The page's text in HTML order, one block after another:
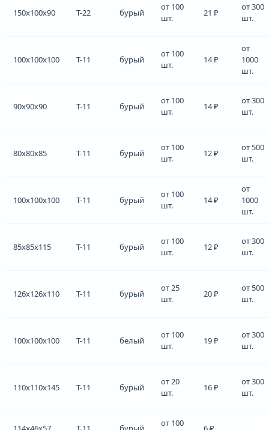
150x100x90 Т-22 бурый
от 100
шт.
21 ₽
от 300
шт.
100x100x100 Т-11 бурый
от 100
шт.
14 ₽
от
1000
шт.
90x90x90 Т-11 бурый
от 100
шт.
14 ₽
от 300
шт.
80x80x85 Т-11 бурый
от 100
шт.
12 ₽
от 500
шт.
100x100x100 Т-11 бурый
от 100
шт.
14 ₽
от
1000
шт.
85x85x115 Т-11 бурый
от 100
шт.
12 ₽
от 300
шт.
126x126x110 Т-11 бурый
от 25
шт.
20 ₽
от 500
шт.
100x100x100 Т-11 белый
от 100
шт.
19 ₽
от 300
шт.
110x110x145 Т-11 бурый
от 20
шт.
16 ₽
от 300
шт.
от 100